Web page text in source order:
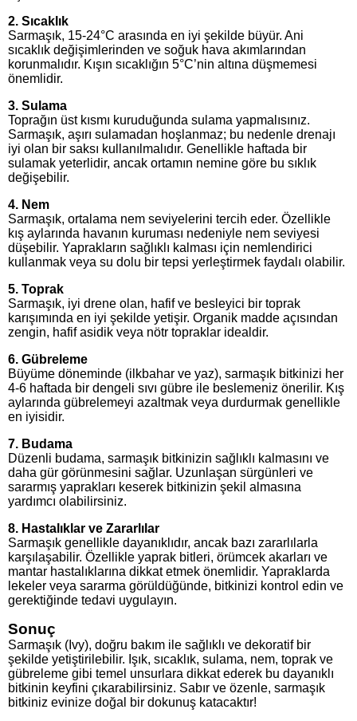
2. Sıcaklık
Sarmaşık, 15-24°C arasında en iyi şekilde büyür. Ani
sıcaklık değişimlerinden ve soğuk hava akımlarından
korunmalıdır. Kışın sıcaklığın 5°C’nin altına düşmemesi
önemlidir.
3. Sulama
Toprağın üst kısmı kuruduğunda sulama yapmalısınız.
Sarmaşık, aşırı sulamadan hoşlanmaz; bu nedenle drenajı
iyi olan bir saksı kullanılmalıdır. Genellikle haftada bir
sulamak yeterlidir, ancak ortamın nemine göre bu sıklık
değişebilir.
4. Nem
Sarmaşık, ortalama nem seviyelerini tercih eder. Özellikle
kış aylarında havanın kuruması nedeniyle nem seviyesi
düşebilir. Yaprakların sağlıklı kalması için nemlendirici
kullanmak veya su dolu bir tepsi yerleştirmek faydalı olabilir.
5. Toprak
Sarmaşık, iyi drene olan, hafif ve besleyici bir toprak
karışımında en iyi şekilde yetişir. Organik madde açısından
zengin, hafif asidik veya nötr topraklar idealdir.
6. Gübreleme
Büyüme döneminde (ilkbahar ve yaz), sarmaşık bitkinizi her
4-6 haftada bir dengeli sıvı gübre ile beslemeniz önerilir. Kış
aylarında gübrelemeyi azaltmak veya durdurmak genellikle
en iyisidir.
7. Budama
Düzenli budama, sarmaşık bitkinizin sağlıklı kalmasını ve
daha gür görünmesini sağlar. Uzunlaşan sürgünleri ve
sararmış yaprakları keserek bitkinizin şekil almasına
yardımcı olabilirsiniz.
8. Hastalıklar ve Zararlılar
Sarmaşık genellikle dayanıklıdır, ancak bazı zararlılarla
karşılaşabilir. Özellikle yaprak bitleri, örümcek akarları ve
mantar hastalıklarına dikkat etmek önemlidir. Yapraklarda
lekeler veya sararma görüldüğünde, bitkinizi kontrol edin ve
gerektiğinde tedavi uygulayın.
Sonuç
Sarmaşık (Ivy), doğru bakım ile sağlıklı ve dekoratif bir
şekilde yetiştirilebilir. Işık, sıcaklık, sulama, nem, toprak ve
gübreleme gibi temel unsurlara dikkat ederek bu dayanıklı
bitkinin keyfini çıkarabilirsiniz. Sabır ve özenle, sarmaşık
bitkiniz evinize doğal bir dokunuş katacaktır!